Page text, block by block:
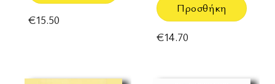
€15.50
Προσθήκη
€14.70